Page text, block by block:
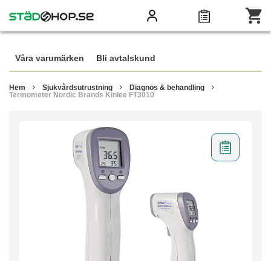
Våra varumärken Bli avtalskund
Hem Sjukvårdsutrustning
Diagnos & behandling
Termometer Nordic Brands Kinlee FT3010